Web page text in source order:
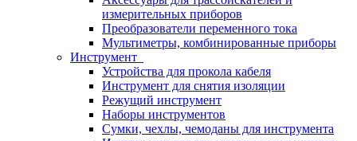
измерительных приборов
Преобразователи переменного тока
Мультиметры, комбинированные приборы
Инструмент
Устройства для прокола кабеля
Инструмент для снятия изоляции
Режущий инструмент
Наборы инструментов
Сумки, чехлы, чемоданы для инструмента